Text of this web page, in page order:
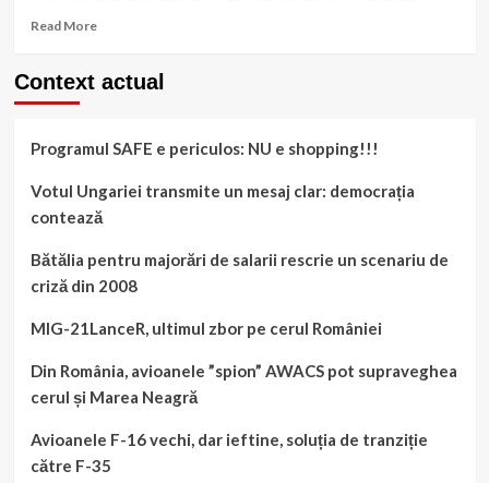
Read MoreRead
Încotro,
post-
Context actual
Programul SAFE e periculos: NU e shopping!!!
Votul Ungariei transmite un mesaj clar: democrația
contează
Bătălia pentru majorări de salarii rescrie un scenariu de
criză din 2008
MIG-21LanceR, ultimul zbor pe cerul României
Din România, avioanele ”spion” AWACS pot supraveghea
cerul și Marea Neagră
Avioanele F-16 vechi, dar ieftine, soluția de tranziție
către F-35